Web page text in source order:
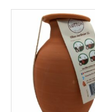
par